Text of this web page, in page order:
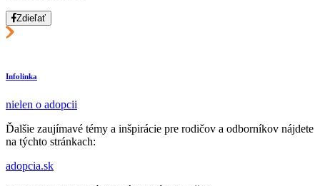
Zdieľať
Infolinka
nielen o adopcii
Ďalšie zaujímavé témy a inšpirácie pre rodičov a odborníkov nájdete
na týchto stránkach:
adopcia.sk